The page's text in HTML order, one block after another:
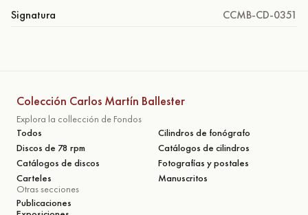
Signatura CCMB-CD-0351
Colección Carlos Martín Ballester
Explora la collección de Fondos
Todos
Cilindros de fonógrafo
Discos de 78 rpm
Catálogos de cilindros
Catálogos de discos
Fotografías y postales
Carteles
Manuscritos
Otras secciones
Publicaciones